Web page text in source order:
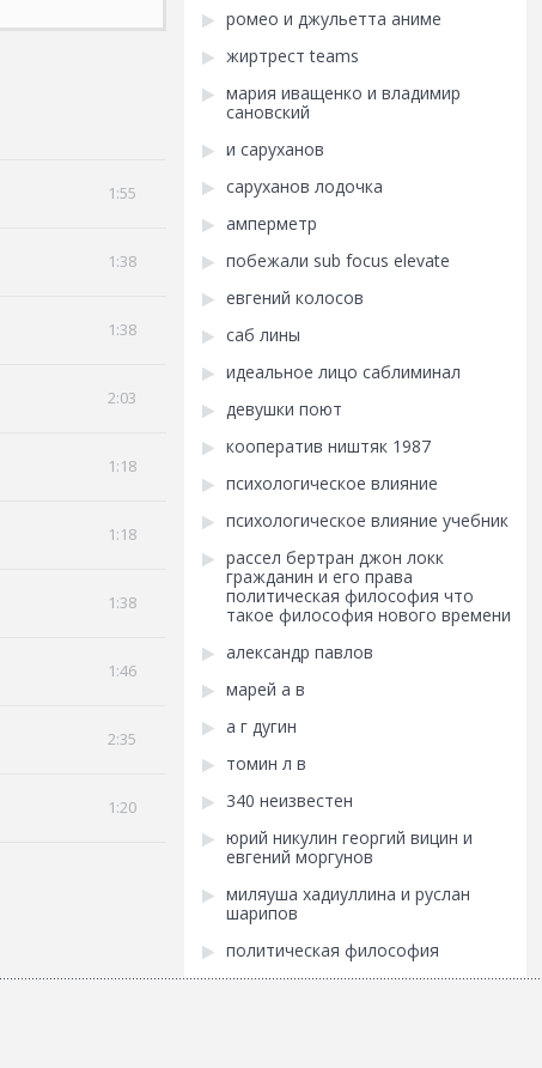
1:55
1:38
1:38
2:03
1:18
1:18
1:38
1:46
2:35
1:20
ромео и джульетта аниме
жиртрест teams
мария иващенко и владимир
сановский
и саруханов
саруханов лодочка
амперметр
побежали sub focus elevate
евгений колосов
саб лины
идеальное лицо саблиминал
девушки поют
кооператив ништяк 1987
психологическое влияние
психологическое влияние учебник
рассел бертран джон локк
гражданин и его права
политическая философия что
такое философия нового времени
александр павлов
марей а в
а г дугин
томин л в
340 неизвестен
юрий никулин георгий вицин и
евгений моргунов
миляуша хадиуллина и руслан
шарипов
политическая философия